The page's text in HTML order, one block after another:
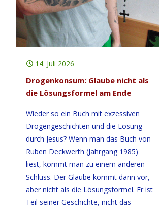
14. Juli 2026
Drogenkonsum: Glaube nicht als
die Lösungsformel am Ende
Wieder so ein Buch mit exzessiven
Drogengeschichten und die Lösung
durch Jesus? Wenn man das Buch von
Ruben Deckwerth (Jahrgang 1985)
liest, kommt man zu einem anderen
Schluss. Der Glaube kommt darin vor,
aber nicht als die Lösungsformel. Er ist
Teil seiner Geschichte, nicht das